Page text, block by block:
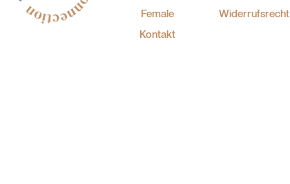
Female
Kontakt
Widerrufsrecht